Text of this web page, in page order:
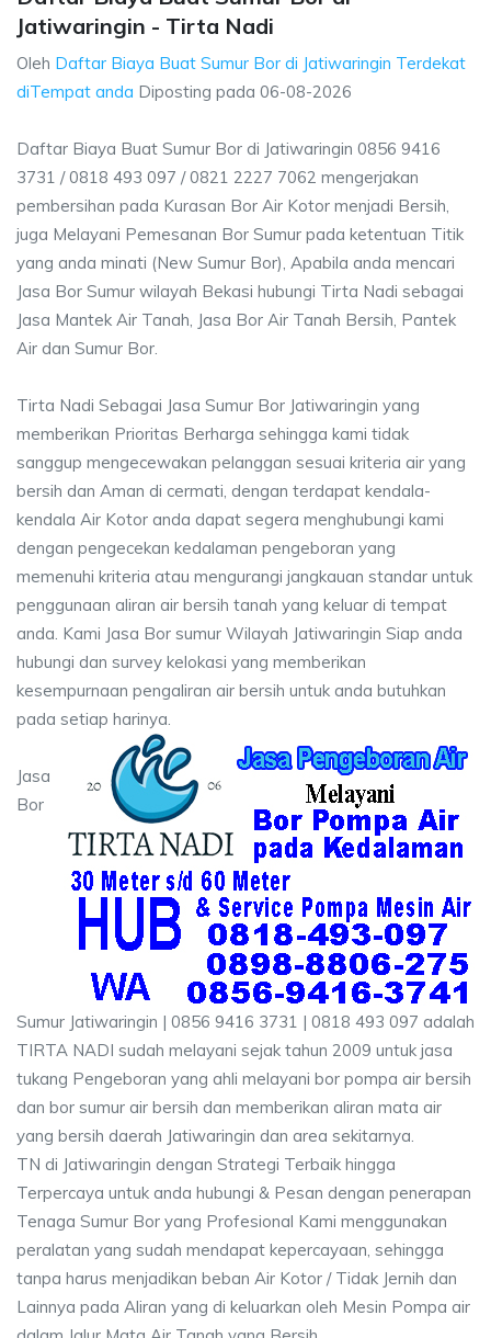
Jatiwaringin - Tirta Nadi
Oleh Daftar Biaya Buat Sumur Bor di Jatiwaringin Terdekat
diTempat anda Diposting pada 06-08-2026
Daftar Biaya Buat Sumur Bor di Jatiwaringin 0856 9416
3731 / 0818 493 097 / 0821 2227 7062 mengerjakan
pembersihan pada Kurasan Bor Air Kotor menjadi Bersih,
juga Melayani Pemesanan Bor Sumur pada ketentuan Titik
yang anda minati (New Sumur Bor), Apabila anda mencari
Jasa Bor Sumur wilayah Bekasi hubungi Tirta Nadi sebagai
Jasa Mantek Air Tanah, Jasa Bor Air Tanah Bersih, Pantek
Air dan Sumur Bor.
Tirta Nadi Sebagai Jasa Sumur Bor Jatiwaringin yang
memberikan Prioritas Berharga sehingga kami tidak
sanggup mengecewakan pelanggan sesuai kriteria air yang
bersih dan Aman di cermati, dengan terdapat kendala-
kendala Air Kotor anda dapat segera menghubungi kami
dengan pengecekan kedalaman pengeboran yang
memenuhi kriteria atau mengurangi jangkauan standar untuk
penggunaan aliran air bersih tanah yang keluar di tempat
anda. Kami Jasa Bor sumur Wilayah Jatiwaringin Siap anda
hubungi dan survey kelokasi yang memberikan
kesempurnaan pengaliran air bersih untuk anda butuhkan
pada setiap harinya.
Jasa
Bor
Sumur Jatiwaringin | 0856 9416 3731 | 0818 493 097 adalah
TIRTA NADI sudah melayani sejak tahun 2009 untuk jasa
tukang Pengeboran yang ahli melayani bor pompa air bersih
dan bor sumur air bersih dan memberikan aliran mata air
yang bersih daerah Jatiwaringin dan area sekitarnya.
TN di Jatiwaringin dengan Strategi Terbaik hingga
Terpercaya untuk anda hubungi & Pesan dengan penerapan
Tenaga Sumur Bor yang Profesional Kami menggunakan
peralatan yang sudah mendapat kepercayaan, sehingga
tanpa harus menjadikan beban Air Kotor / Tidak Jernih dan
Lainnya pada Aliran yang di keluarkan oleh Mesin Pompa air